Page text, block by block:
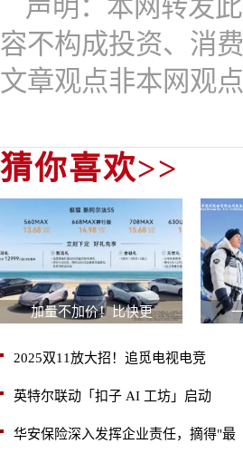
声明：本网转发
容不构成投资、消
文章观点非本网观
猜你喜欢>>
加量不加价！比快更
2025双11放大招！追觅电视电竞
英特尔联动「扣子 AI 工坊」启动
华安保险深入发挥企业责任，摘得"最